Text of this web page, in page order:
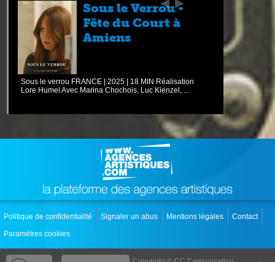
Sous le Verrou -
Fête du Court à
Amiens
Sous le verrou FRANCE | 2025 | 18 MIN Réalisation
Lore Humel Avec Marina Chochois, Luc Kienzel, ...
Politique de confidentialité Signaler un abus Mentions légales
Contact
Paramètres cookies